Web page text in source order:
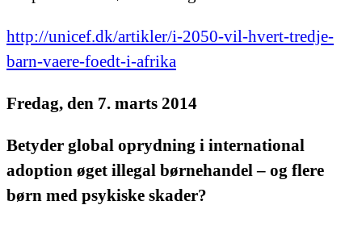
http://unicef.dk/artikler/i-2050-vil-hvert-tredje-
barn-vaere-foedt-i-afrika
Fredag, den 7. marts 2014
Betyder global oprydning i international
adoption øget illegal børnehandel – og flere
børn med psykiske skader?